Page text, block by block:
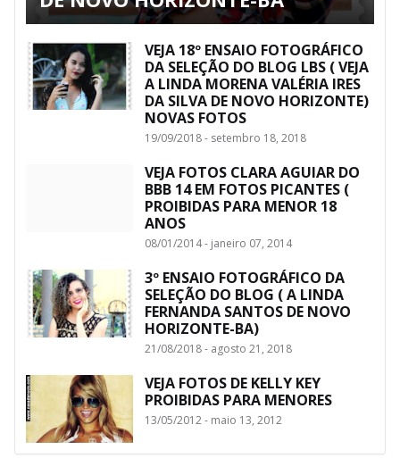
VEJA 18º ENSAIO FOTOGRÁFICO
DA SELEÇÃO DO BLOG LBS ( VEJA
A LINDA MORENA VALÉRIA IRES
DA SILVA DE NOVO HORIZONTE)
NOVAS FOTOS
19/09/2018 - setembro 18, 2018
VEJA FOTOS CLARA AGUIAR DO
BBB 14 EM FOTOS PICANTES (
PROIBIDAS PARA MENOR 18
ANOS
08/01/2014 - janeiro 07, 2014
3º ENSAIO FOTOGRÁFICO DA
SELEÇÃO DO BLOG ( A LINDA
FERNANDA SANTOS DE NOVO
HORIZONTE-BA)
21/08/2018 - agosto 21, 2018
VEJA FOTOS DE KELLY KEY
PROIBIDAS PARA MENORES
13/05/2012 - maio 13, 2012